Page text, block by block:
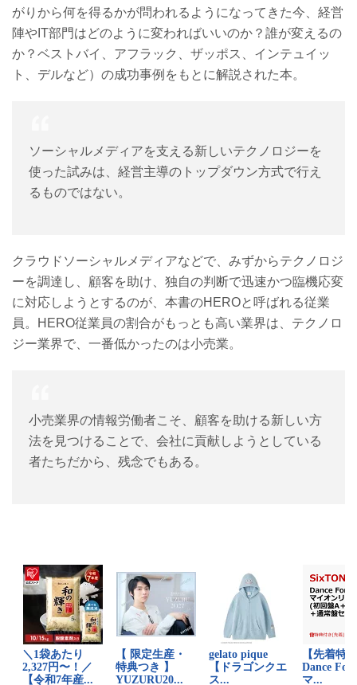
がりから何を得るかが問われるようになってきた今、経営
陣やIT部門はどのように変わればいいのか？誰が変えるの
か？ベストバイ、アフラック、ザッポス、インテュイッ
ト、デルなど）の成功事例をもとに解説された本。
ソーシャルメディアを支える新しいテクノロジーを
使った試みは、経営主導のトップダウン方式で行え
るものではない。
クラウドソーシャルメディアなどで、みずからテクノロジ
ーを調達し、顧客を助け、独自の判断で迅速かつ臨機応変
に対応しようとするのが、本書のHEROと呼ばれる従業
員。HERO従業員の割合がもっとも高い業界は、テクノロ
ジー業界で、一番低かったのは小売業。
小売業界の情報労働者こそ、顧客を助ける新しい方
法を見つけることで、会社に貢献しようとしている
者たちだから、残念でもある。